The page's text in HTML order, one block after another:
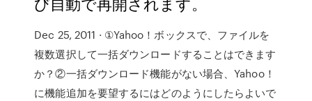
Dec 25, 2011 · ①Yahoo！ボックスで、ファイルを
複数選択して一括ダウンロードすることはできます
か？②一括ダウンロード機能がない場合、Yahoo！
に機能追加を要望するにはどのようにしたらよいで